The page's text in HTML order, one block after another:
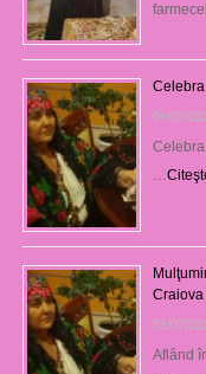
06/08/
…
Craiova
31/07/
Aflând